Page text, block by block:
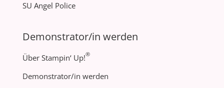
SU Angel Police
Demonstrator/in werden
Über Stampin‘ Up!®
Demonstrator/in werden